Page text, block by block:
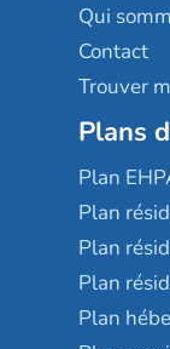
Qui
Contact
Trouver
Plans
Plan
Plan
Plan
Plan
Plan